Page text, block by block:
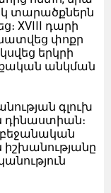
տարածքներն
XVIII դարի
փոքր
երկրի
անկման
գլուխ
դինաստիան։
իշխանությանը